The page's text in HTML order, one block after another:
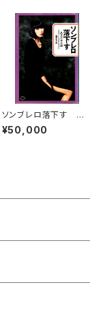
ソンブレロ落下す あ
る日本小説
¥50,000